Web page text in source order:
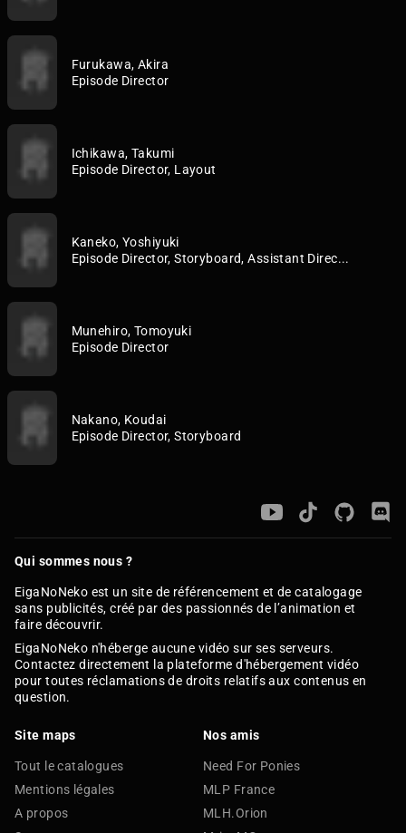
Furukawa, Akira
Episode Director
Ichikawa, Takumi
Episode Director, Layout
Kaneko, Yoshiyuki
Episode Director, Storyboard, Assistant Direc...
Munehiro, Tomoyuki
Episode Director
Nakano, Koudai
Episode Director, Storyboard
Qui sommes nous ?
EigaNoNeko est un site de référencement et de catalogage
sans publicités, créé par des passionnés de l’animation et
faire découvrir.
EigaNoNeko n'héberge aucune vidéo sur ses serveurs.
Contactez directement la plateforme d'hébergement vidéo
pour toutes réclamations de droits relatifs aux contenus en
question.
Site maps
Tout le catalogues
Mentions légales
A propos
Nos amis
Need For Ponies
MLP France
MLH.Orion